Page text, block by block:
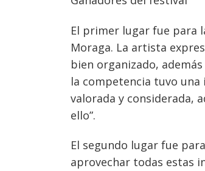
El primer lugar fue para
Moraga. La artista
bien organizado,
la competencia tuvo
valorada y considerada,
ello”.
El segundo lugar fue
aprovechar todas estas